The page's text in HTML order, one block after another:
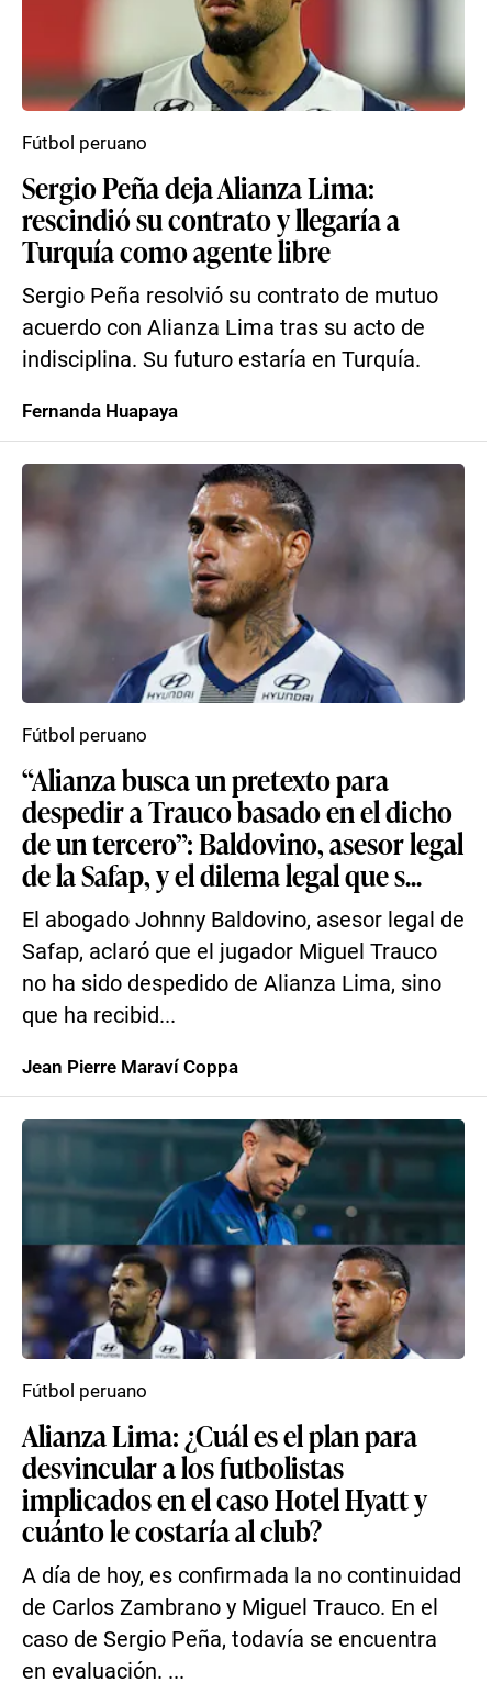
Sergio Peña deja Alianza Lima:
rescindió su contrato y llegaría a
Turquía como agente libre
Sergio Peña resolvió su contrato de mutuo
acuerdo con Alianza Lima tras su acto de
indisciplina. Su futuro estaría en Turquía.
Fútbol peruano
Fernanda Huapaya
“Alianza busca un pretexto para
despedir a Trauco basado en el dicho
de un tercero”: Baldovino, asesor legal
de la Safap, y el dilema legal que s...
El abogado Johnny Baldovino, asesor legal de
Safap, aclaró que el jugador Miguel Trauco
no ha sido despedido de Alianza Lima, sino
que ha recibid...
Fútbol peruano
Jean Pierre Maraví Coppa
Alianza Lima: ¿Cuál es el plan para
desvincular a los futbolistas
implicados en el caso Hotel Hyatt y
cuánto le costaría al club?
A día de hoy, es confirmada la no continuidad
de Carlos Zambrano y Miguel Trauco. En el
caso de Sergio Peña, todavía se encuentra
en evaluación. ...
Fútbol peruano